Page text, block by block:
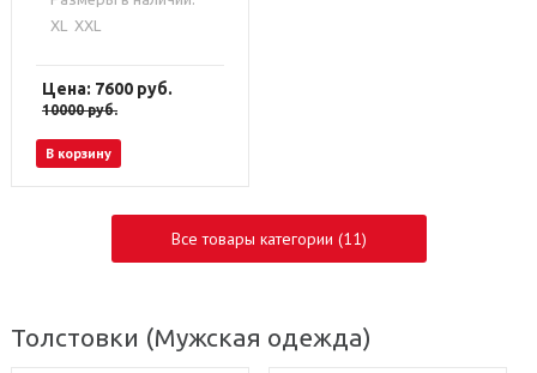
XL
XXL
Цена: 7600 руб.
10000руб.
В корзину
Все товары категории (11)
Толстовки (Мужская одежда)